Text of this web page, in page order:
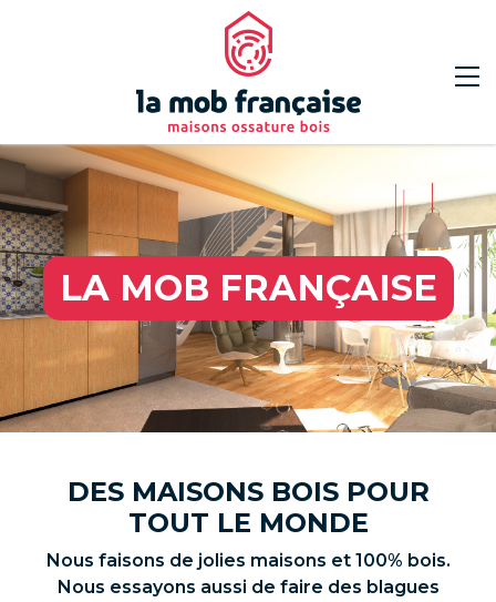
LA MOB FRANÇAISE
DES MAISONS BOIS POUR
TOUT LE MONDE
Nous faisons de jolies maisons et 100% bois.
Nous essayons aussi de faire des blagues